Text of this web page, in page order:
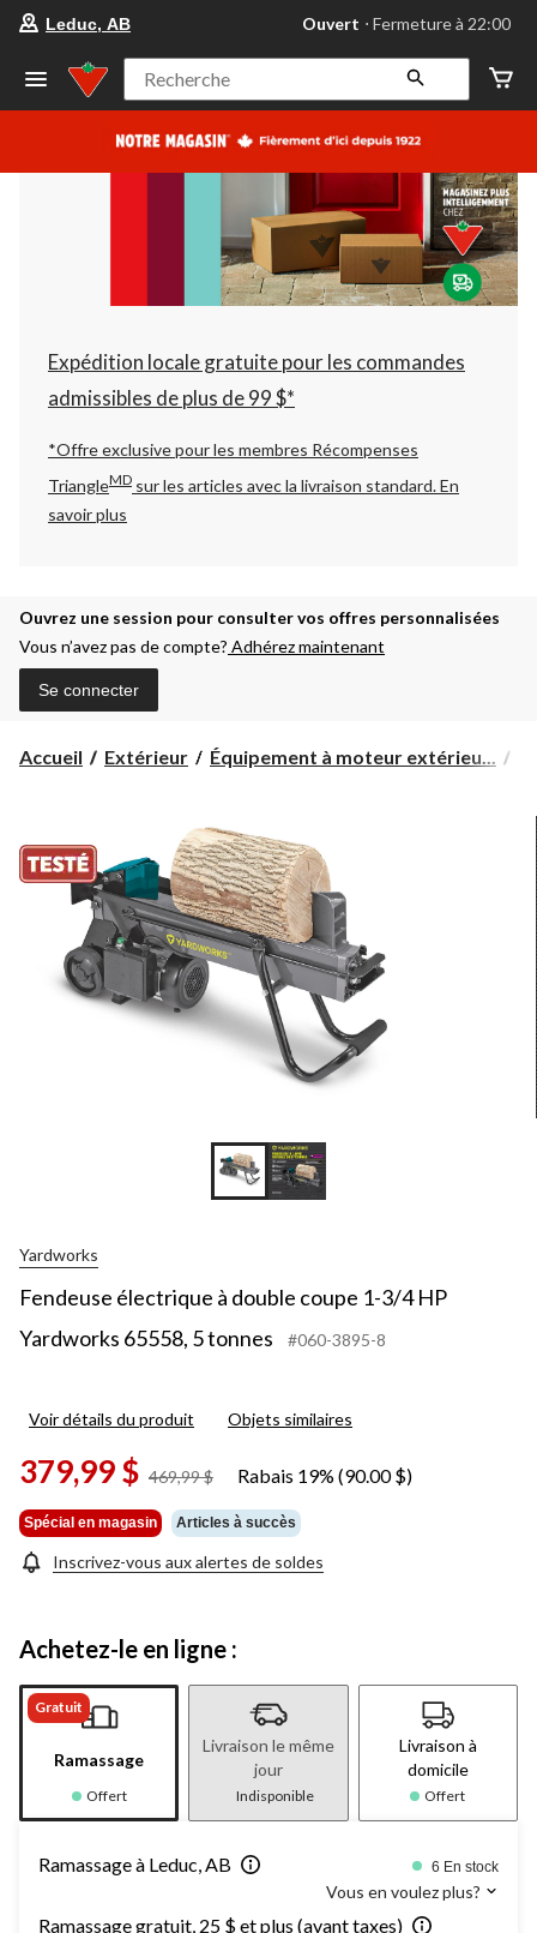
votre
préféré
Leduc,
AB,
courament
Fermeture
à
22:00
cliquer
pour
changer
Leduc, AB Ouvert ⋅ Fermeture à 22:00
Recherche
Expédition locale gratuite pour les commandes
admissibles de plus de 99 $*
*Offre exclusive pour les membres Récompenses
TriangleMD sur les articles avec la livraison standard.En
savoir plus
Ouvrez une session pour consulter vos offres personnalisées
Vous n’avez pas de compte? Adhérez maintenant
Se connecter
Accueil Extérieur Équipement à moteur extérieu...
Yardworks
Fendeuse électrique à double coupe 1-3/4 HP
Yardworks 65558, 5 tonnes
#060-3895-8
Voir détails du produit Objets similaires
379,99 $ 469,99 $
prix
469,99 $
Rabais 19% (90.00 $)
Spécial en magasin Articles à succès
Inscrivez-vous aux alertes de soldes
Achetez-le en ligne :
Gratuit
Ramassage
Offert
Livraison le même
jour
Indisponible
Livraison à
domicile
Offert
Ramassage à Leduc, AB 6 En stock
Vous en voulez plus?
Ramassage gratuit, 25 $ et plus (avant taxes)